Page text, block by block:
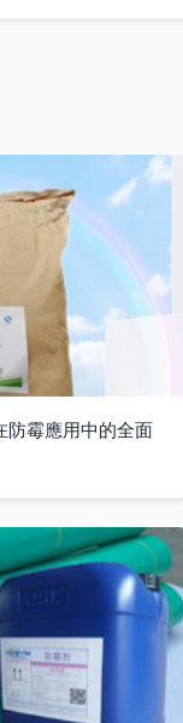
防霉應用中的全面